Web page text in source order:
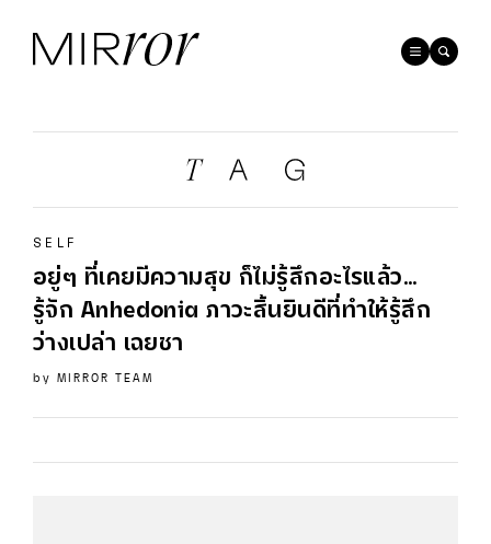
SELF
อยู่ๆ ที่เคยมีความสุข ก็ไม่รู้สึกอะไรแล้ว…
รู้จัก Anhedonia ภาวะสิ้นยินดีที่ทำให้รู้สึก
ว่างเปล่า เฉยชา
by MIRROR TEAM